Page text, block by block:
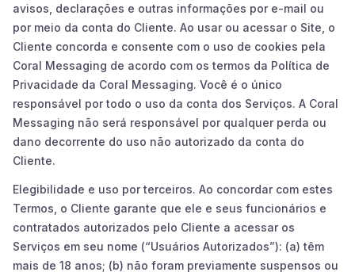
avisos, declarações e outras informações por e-mail ou
por meio da conta do Cliente. Ao usar ou acessar o Site, o
Cliente concorda e consente com o uso de cookies pela
Coral Messaging de acordo com os termos da Política de
Privacidade da Coral Messaging. Você é o único
responsável por todo o uso da conta dos Serviços. A Coral
Messaging não será responsável por qualquer perda ou
dano decorrente do uso não autorizado da conta do
Cliente.
Elegibilidade e uso por terceiros. Ao concordar com estes
Termos, o Cliente garante que ele e seus funcionários e
contratados autorizados pelo Cliente a acessar os
Serviços em seu nome (“Usuários Autorizados”): (a) têm
mais de 18 anos; (b) não foram previamente suspensos ou